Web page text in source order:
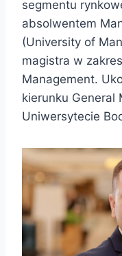
segmentu
absolwentem
(University of
magistra w
Management.
kierunku General
Uniwersytecie